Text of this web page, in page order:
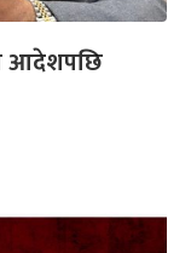
आदेशपछि